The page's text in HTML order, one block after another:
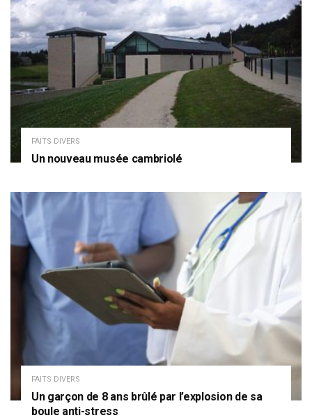
FAITS DIVERS
Un nouveau musée cambriolé
FAITS DIVERS
Un garçon de 8 ans brûlé par l’explosion de sa
boule anti-stress